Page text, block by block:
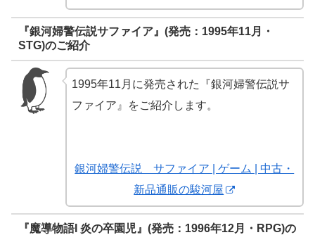
『銀河婦警伝説サファイア』(発売：1995年11月・
STG)のご紹介
1995年11月に発売された『銀河婦警伝説サ
ファイア』をご紹介します。
銀河婦警伝説 サファイア | ゲーム | 中古・
新品通販の駿河屋
『魔導物語I 炎の卒園児』(発売：1996年12月・RPG)の